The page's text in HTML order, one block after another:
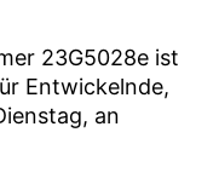
23G5028e ist
Entwickelnde,
an